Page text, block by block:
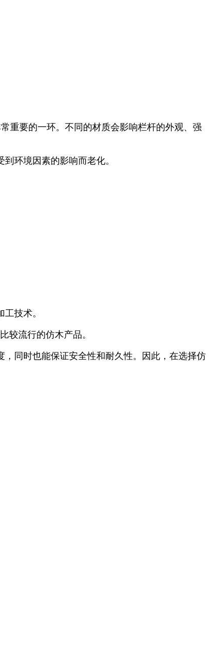
重要的一环。不同的材质会影响栏杆的外观、强
环境因素的影响而老化。
技术。
较流行的仿木产品。
同时也能保证安全性和耐久性。因此，在选择仿